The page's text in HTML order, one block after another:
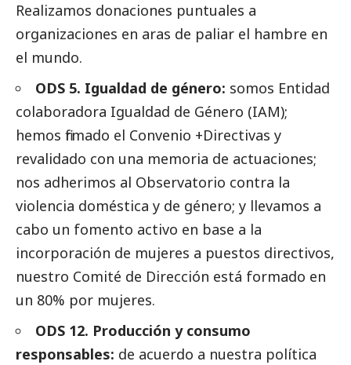
Realizamos donaciones puntuales a
organizaciones en aras de paliar el hambre en
el mundo.
ODS 5. Igualdad de género: somos Entidad
colaboradora Igualdad de Género (IAM);
hemos firmado el Convenio +Directivas y
revalidado con una memoria de actuaciones;
nos adherimos al Observatorio contra la
violencia doméstica y de género; y llevamos a
cabo un fomento activo en base a la
incorporación de mujeres a puestos directivos,
nuestro Comité de Dirección está formado en
un 80% por mujeres.
ODS 12. Producción y consumo
responsables: de acuerdo a nuestra política